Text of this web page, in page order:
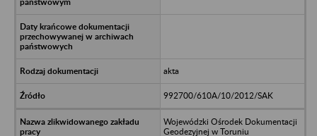
akta
992700/610A/10/2012/SAK
Wojewódzki Ośrodek Dokumentacji
Geodezyjnej w Toruniu